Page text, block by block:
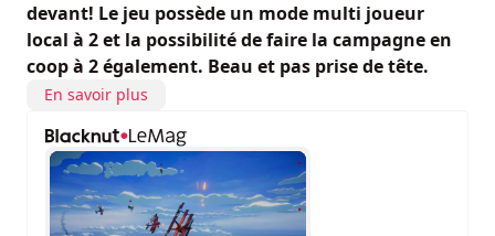
devant! Le jeu possède un mode multi joueur
local à 2 et la possibilité de faire la campagne en
coop à 2 également. Beau et pas prise de tête.
En savoir plus